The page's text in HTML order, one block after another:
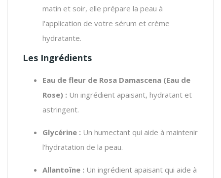
matin et soir, elle prépare la peau à
l'application de votre sérum et crème
hydratante.
Les Ingrédients
Eau de fleur de Rosa Damascena (Eau de
Rose) : Un ingrédient apaisant, hydratant et
astringent.
Glycérine : Un humectant qui aide à maintenir
l'hydratation de la peau.
Allantoïne : Un ingrédient apaisant qui aide à